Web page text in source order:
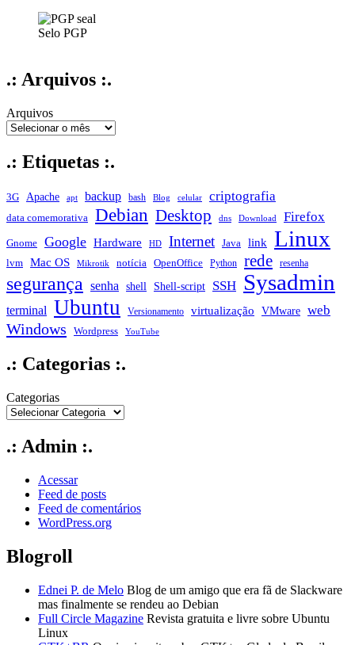
Selo PGP
.: Arquivos :.
Arquivos
.: Etiquetas :.
3G Apache apt backup bash Blog celular criptografia
data comemorativa Debian Desktop dns Download Firefox
Gnome Google Hardware HD Internet Java link Linux
lvm Mac OS Mikrotik notícia OpenOffice Python rede resenha
segurança senha shell Shell-script SSH Sysadmin
terminal Ubuntu Versionamento virtualização VMware web
Windows Wordpress YouTube
.: Categorias :.
Categorias
.: Admin :.
Acessar
Feed de posts
Feed de comentários
WordPress.org
Blogroll
Ednei P. de Melo Blog de um amigo que era fã de Slackware
mas finalmente se rendeu ao Debian
Full Circle Magazine Revista gratuita e livre sobre Ubuntu
Linux